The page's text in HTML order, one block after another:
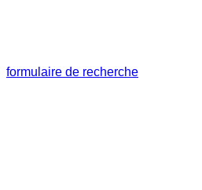
formulaire de recherche